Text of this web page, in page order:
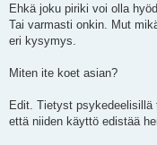
Ehkä joku piriki voi olla
Tai varmasti onkin. Mut
eri kysymys.
Miten ite koet asian?
Edit. Tietyst
että niiden käyttö edistää